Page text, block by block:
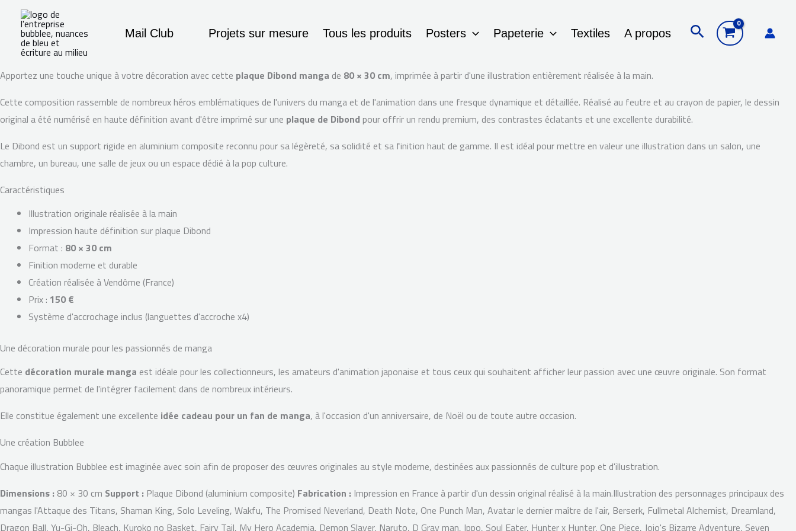
principal
contenu
Mail Club Projets sur mesure Tous les produits Posters Papeterie Textiles A propos Rechercher
Apportez une touche unique à votre décoration avec cette plaque Dibond manga de 80 × 30 cm, imprimée à partir d'une illustration entièrement réalisée à la main.
Cette composition rassemble de nombreux héros emblématiques de l'univers du manga et de l'animation dans une fresque dynamique et détaillée. Réalisé au feutre et au crayon de papier, le dessin
original a été numérisé en haute définition avant d'être imprimé sur une plaque de Dibond pour offrir un rendu premium, des contrastes éclatants et une excellente durabilité.
Le Dibond est un support rigide en aluminium composite reconnu pour sa légèreté, sa solidité et sa finition haut de gamme. Il est idéal pour mettre en valeur une illustration dans un salon, une
chambre, un bureau, une salle de jeux ou un espace dédié à la pop culture.
Caractéristiques
Illustration originale réalisée à la main
Impression haute définition sur plaque Dibond
Format : 80 × 30 cm
Finition moderne et durable
Création réalisée à Vendôme (France)
Prix : 150 €
Système d'accrochage inclus (languettes d'accroche x4)
Une décoration murale pour les passionnés de manga
Cette décoration murale manga est idéale pour les collectionneurs, les amateurs d'animation japonaise et tous ceux qui souhaitent afficher leur passion avec une œuvre originale. Son format
panoramique permet de l'intégrer facilement dans de nombreux intérieurs.
Elle constitue également une excellente idée cadeau pour un fan de manga, à l'occasion d'un anniversaire, de Noël ou de toute autre occasion.
Une création Bubblee
Chaque illustration Bubblee est imaginée avec soin afin de proposer des œuvres originales au style moderne, destinées aux passionnés de culture pop et d'illustration.
Dimensions : 80 × 30 cm Support : Plaque Dibond (aluminium composite) Fabrication : Impression en France à partir d'un dessin original réalisé à la main.Illustration des personnages principaux des
mangas l'Attaque des Titans, Shaman King, Solo Leveling, Wakfu, The Promised Neverland, Death Note, One Punch Man, Avatar le dernier maître de l'air, Berserk, Fullmetal Alchemist, Dreamland,
Dragon Ball, Yu-Gi-Oh, Bleach, Kuroko no Basket, Fairy Tail, My Hero Academia, Demon Slayer, Naruto, D Gray man, Ippo, Soul Eater, Hunter x Hunter, One Piece, Jojo's Bizarre Adventure, Seven
Recherche